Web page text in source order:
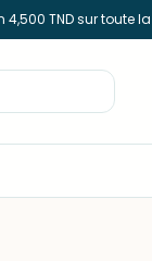
TND sur toute